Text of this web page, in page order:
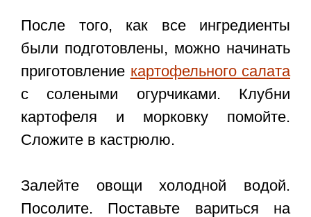
После того, как все ингредиенты
были подготовлены, можно начинать
приготовление картофельного салата
с солеными огурчиками. Клубни
картофеля и морковку помойте.
Сложите в кастрюлю.
Залейте овощи холодной водой.
Посолите. Поставьте вариться на